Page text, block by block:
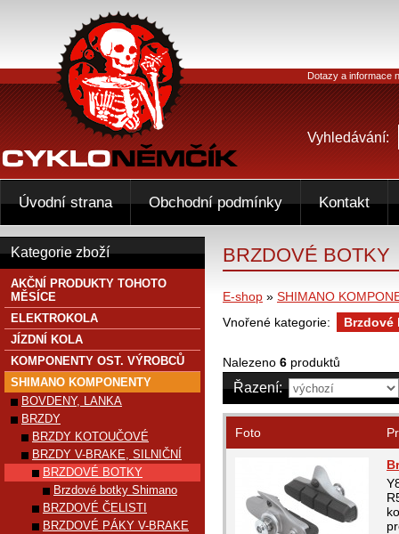
BRZDOVÉ BOTKY
E-shop » SHIMANO
Vnořené kategorie:
Brzdové
Nalezeno 6 produktů
Řazení:
Foto
Kategorie zboží
AKČNÍ PRODUKTY TOHOTO
MĚSÍCE
ELEKTROKOLA
JÍZDNÍ KOLA
KOMPONENTY OST. VÝROBCŮ
SHIMANO KOMPONENTY
BOVDENY, LANKA
BRZDY
BRZDY KOTOUČOVÉ
BRZDY V-BRAKE, SILNIČNÍ
BRZDOVÉ BOTKY
Brzdové botky Shimano
BRZDOVÉ ČELISTI
BRZDOVÉ PÁKY V-BRAKE
Dotazy a informace
Vyhledávání:
Úvodní strana Obchodní podmínky Kontakt